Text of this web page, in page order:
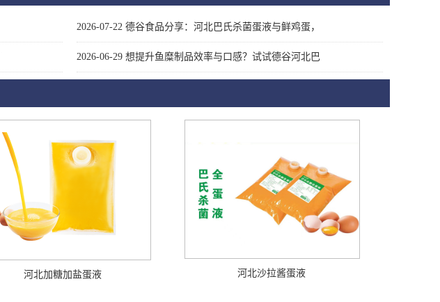
2026-07-22 德谷食品分享：河北巴氏杀菌蛋液与鲜鸡蛋，
2026-06-29 想提升鱼糜制品效率与口感？试试德谷河北巴
河北加糖加盐蛋液 河北沙拉酱蛋液